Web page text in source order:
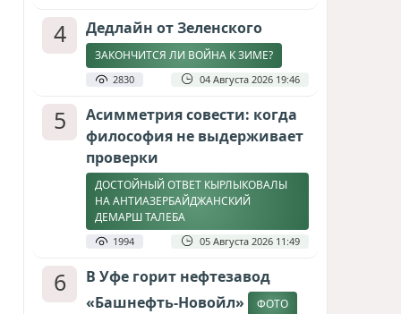
4 Дедлайн от Зеленского
ЗАКОНЧИТСЯ ЛИ ВОЙНА К ЗИМЕ?
2830 04 Августа 2026 19:46
5
Асимметрия совести: когда
философия не выдерживает
проверки
ДОСТОЙНЫЙ ОТВЕТ КЫРЛЫКОВАЛЫ
НА АНТИАЗЕРБАЙДЖАНСКИЙ
ДЕМАРШ ТАЛЕБА
1994 05 Августа 2026 11:49
6
В Уфе горит нефтезавод
«Башнефть-Новойл»
ФОТО